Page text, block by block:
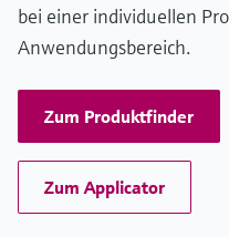
bei einer individuellen
Anwendungsbereich.
Zum Produktfinder
Zum Applicator